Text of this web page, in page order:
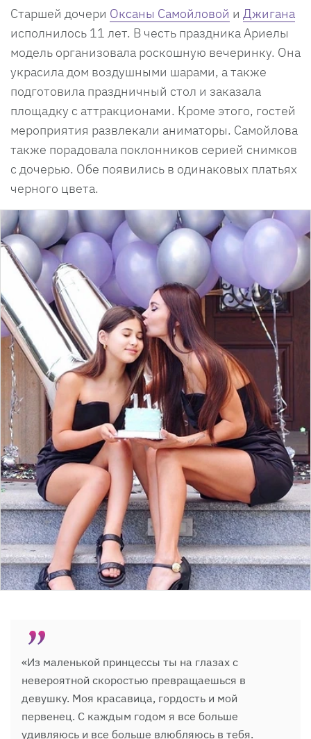
Старшей дочери Оксаны Самойловой и Джигана
исполнилось 11 лет. В честь праздника Ариелы
модель организовала роскошную вечеринку. Она
украсила дом воздушными шарами, а также
подготовила праздничный стол и заказала
площадку с аттракционами. Кроме этого, гостей
мероприятия развлекали аниматоры. Самойлова
также порадовала поклонников серией снимков
с дочерью. Обе появились в одинаковых платьях
черного цвета.
«Из маленькой принцессы ты на глазах с
невероятной скоростью превращаешься в
девушку. Моя красавица, гордость и мой
первенец. С каждым годом я все больше
удивляюсь и все больше влюбляюсь в тебя.